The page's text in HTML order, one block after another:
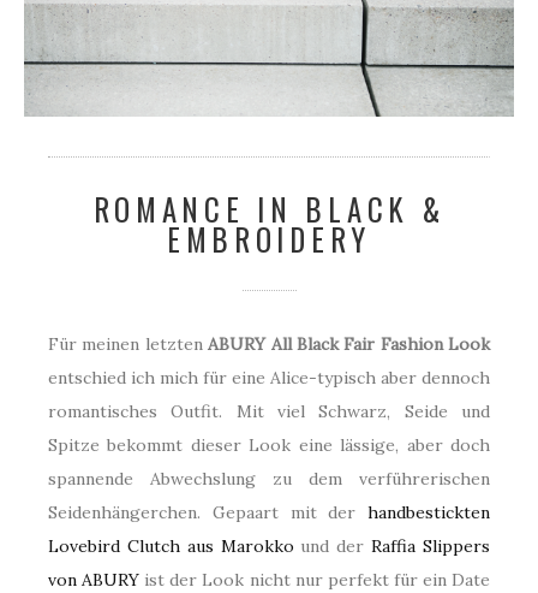
ROMANCE IN BLACK &
EMBROIDERY
Für meinen letztenABURY All Black Fair Fashion Look
entschied ich mich für eine Alice-typisch aber dennoch
romantisches Outfit. Mit viel Schwarz, Seide und
Spitze bekommt dieser Look eine lässige, aber doch
spannende Abwechslung zu dem verführerischen
Seidenhängerchen. Gepaart mit der handbestickten
Lovebird Clutch aus Marokko und derRaffia Slippers
von ABURY ist der Look nicht nur perfekt für ein Date